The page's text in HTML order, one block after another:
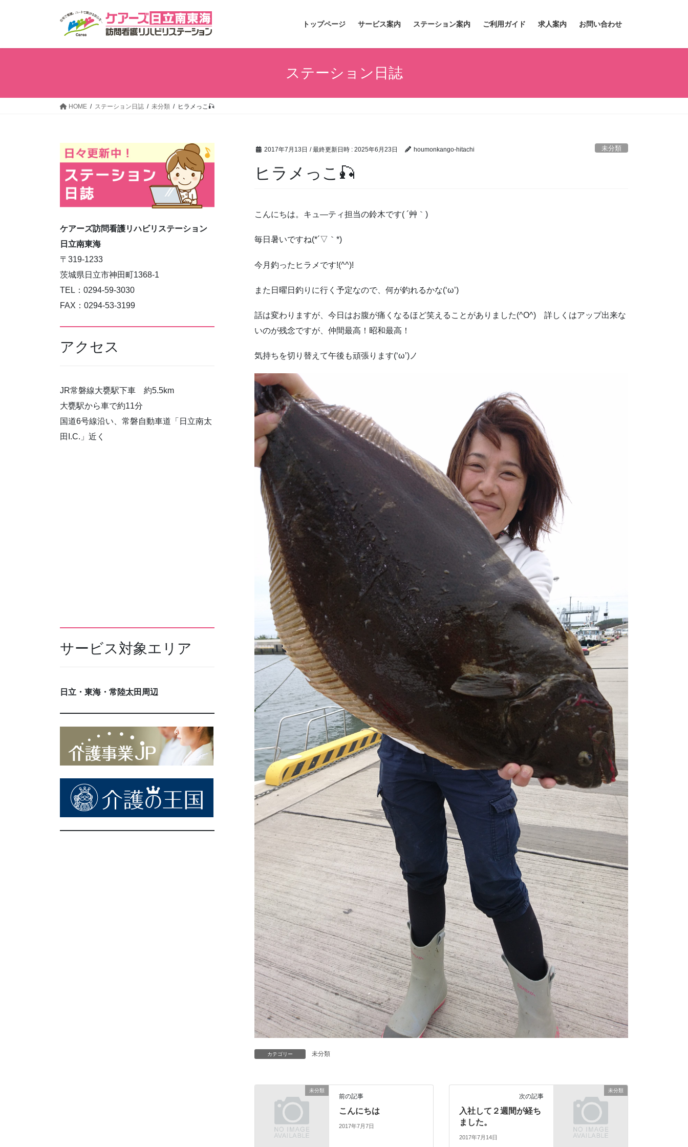
トップページ サービス案内 ステーション案内 ご利用ガイド 求人案内 お問い合わせ
ステーション日誌
HOME ステーション日誌 未分類 ヒラメっこ🎣
2017年7月13日 / 最終更新日時 : 2025年6月23日 houmonkango-hitachi 未分類
ヒラメっこ🎣
こんにちは。キュ―ティ担当の鈴木です( ´艸｀)
毎日暑いですね(*´▽｀*)
今月釣ったヒラメです!(^^)!
また日曜日釣りに行く予定なので、何が釣れるかな(‘ω’)
話は変わりますが、今日はお腹が痛くなるほど笑えることがありました(^O^) 詳しくはアップ出来な
いのが残念ですが、仲間最高！昭和最高！
気持ちを切り替えて午後も頑張ります(‘ω’)ノ
カテゴリー 未分類
未分類
前の記事
こんにちは
2017年7月7日
未分類
次の記事
入社して２週間が経ち
ました。
2017年7月14日
ケアーズ訪問看護リハビリステーション
日立南東海
〒319-1233
茨城県日立市神田町1368-1
TEL：0294-59-3030
FAX：0294-53-3199
アクセス
JR常磐線大甕駅下車 約5.5km
大甕駅から車で約11分
国道6号線沿い、常磐自動車道「日立南太
田I.C.」近く
サービス対象エリア
日立・東海・常陸太田周辺